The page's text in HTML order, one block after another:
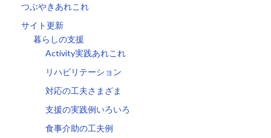
つぶやきあれこれ
サイト更新
暮らしの支援
Activity実践あれこれ
リハビリテーション
対応の工夫さまざま
支援の実践例いろいろ
食事介助の工夫例